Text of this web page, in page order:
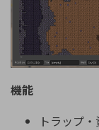
機能
トラップ